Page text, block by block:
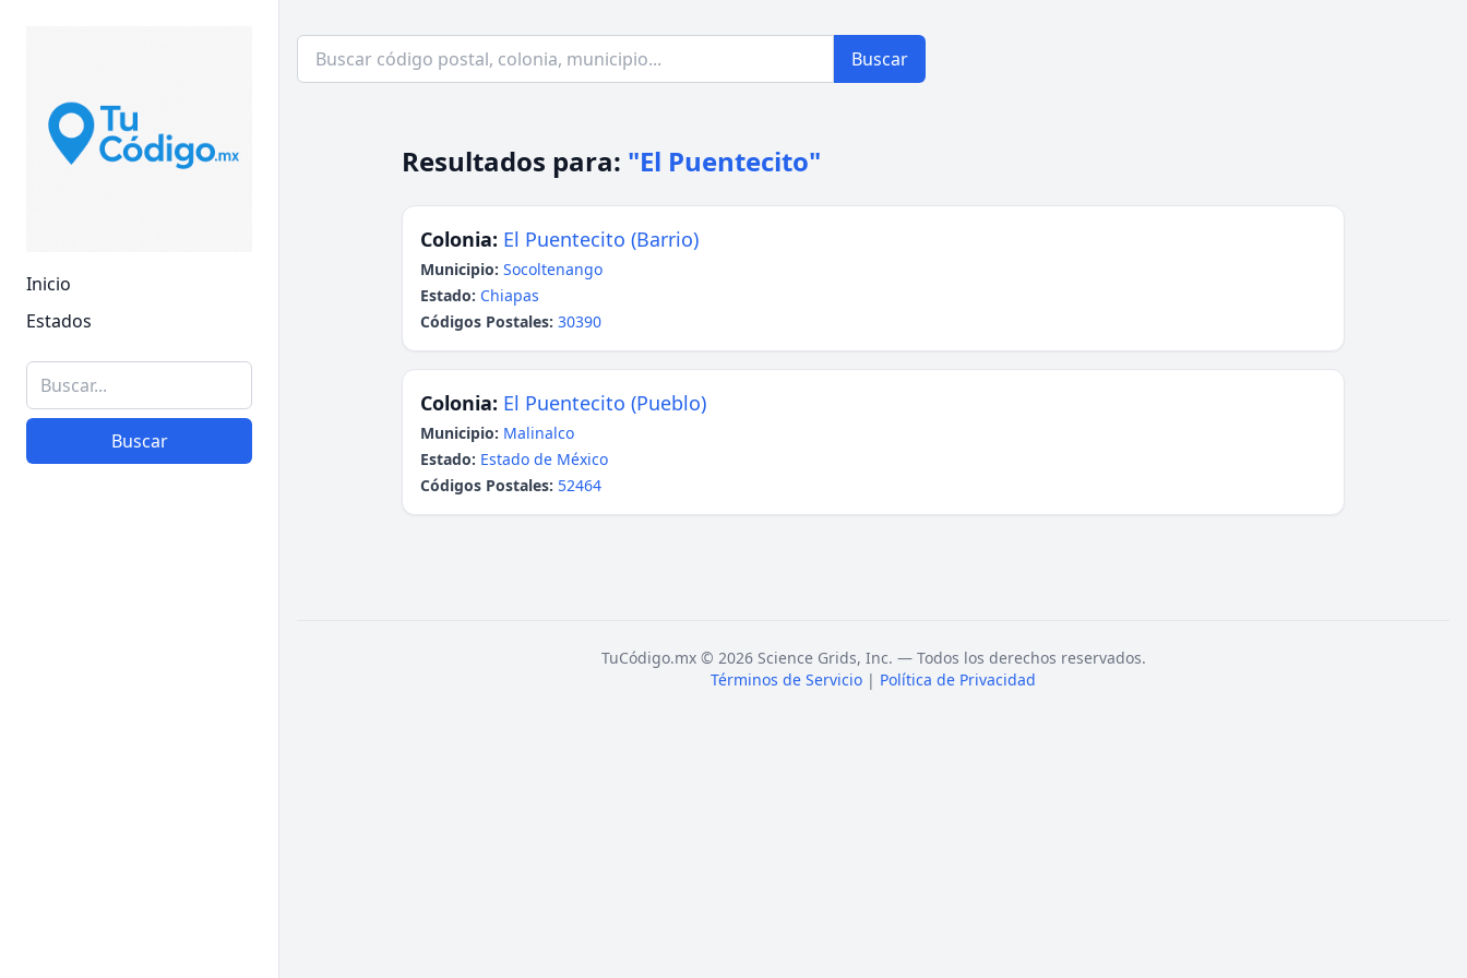
Inicio
Estados
Buscar
Buscar
Resultados para: "El Puentecito"
Colonia: El Puentecito (Barrio)
Municipio: Socoltenango
Estado: Chiapas
Códigos Postales: 30390
Colonia: El Puentecito (Pueblo)
Municipio: Malinalco
Estado: Estado de México
Códigos Postales: 52464
TuCódigo.mx © 2026 Science Grids, Inc. — Todos los derechos reservados.
Términos de Servicio | Política de Privacidad